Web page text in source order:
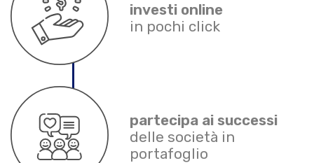
investi online
in pochi click
partecipa ai successi
delle società in
portafoglio